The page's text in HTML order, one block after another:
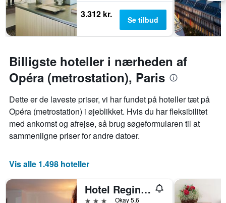
3.312 kr. Se tilbud
Billigste hoteller i nærheden af
Opéra (metrostation), Paris
Dette er de laveste priser, vi har fundet på hoteller tæt på
Opéra (metrostation) i øjeblikket. Hvis du har fleksibilitet
med ankomst og afrejse, så brug søgeformularen til at
sammenligne priser for andre datoer.
Vis alle 1.498 hoteller
Hotel Regina Montmartre
3 stjernerOkay 5,6